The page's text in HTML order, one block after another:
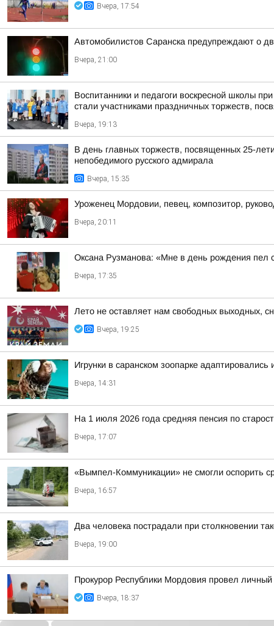
Вчера, 17:54
Автомобилистов Саранска предупреждают о
Вчера, 21:00
Воспитанники и педагоги воскресной школы
стали участниками праздничных торжеств,
Вчера, 19:13
В день главных торжеств, посвященных 25-
непобедимого русского адмирала
Вчера, 15:35
Уроженец Мордовии, певец, композитор,
Вчера, 20:11
Оксана Рузманова: «Мне в день рождения пел
Вчера, 17:35
Лето не оставляет нам свободных выходных,
Вчера, 19:25
Игрунки в саранском зоопарке
Вчера, 14:31
На 1 июля 2026 года средняя пенсия по
Вчера, 17:07
«Вымпел-Коммуникации» не смогли оспорить
Вчера, 16:57
Два человека пострадали при столкновении
Вчера, 19:00
Прокурор Республики Мордовия провел
Вчера, 18:37